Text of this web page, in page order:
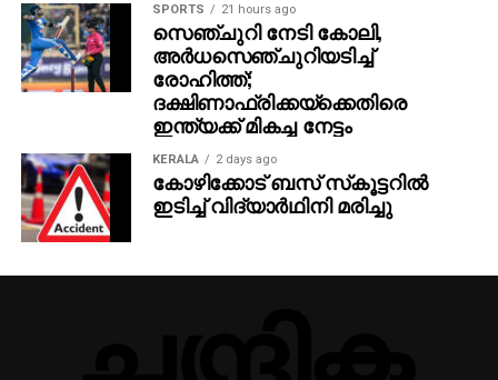
SPORTS 21 hours ago
സെഞ്ചുറി നേടി കോലി,
അര്‍ധസെഞ്ചുറിയടിച്ച്
രോഹിത്ത്;
ദക്ഷിണാഫ്രിക്കയ്‌ക്കെതിരെ
ഇന്ത്യക്ക് മികച്ച നേട്ടം
KERALA 2 days ago
കോഴിക്കോട് ബസ് സ്‌കൂട്ടറില്‍
ഇടിച്ച് വിദ്യാര്‍ഥിനി മരിച്ചു